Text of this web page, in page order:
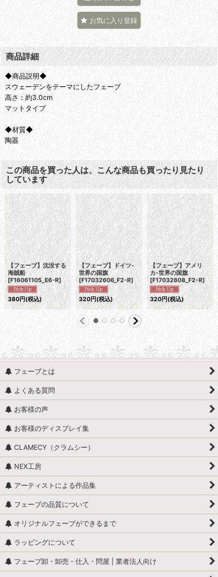
お気に入り登録
商品詳細
◆商品説明◆
スウェーデンをテーマにしたフェーブ
高さ：約3.0cm
マットタイプ
◆材質◆
陶器
この商品を買った人は、こんな商品も買ったり見たり
しています
【フェーブ】沈没する
海賊船
[F16061105_E6-R]
380円(税込)
【フェーブ】ドイツ-
世界の国旗
[F17032606_F2-R]
320円(税込)
【フェーブ】アメリ
カ-世界の国旗
[F17032608_F2-R]
320円(税込)
フェーブとは
よくある質問
お客様の声
お客様のディスプレイ集
CLAMECY（クラムシー）
NEX工房
アーティストによる作品集
フェーブの品質について
オリジナルフェーブができるまで
ラッピングについて
フェーブ卸・卸売・仕入・問屋 | 業者法人向け